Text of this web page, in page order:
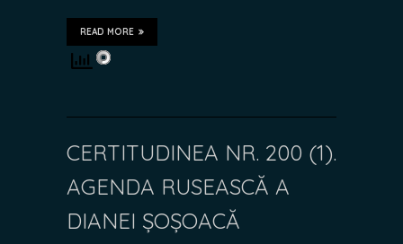
READ MORE
CERTITUDINEA NR. 200 (1).
AGENDA RUSEASCĂ A
DIANEI ȘOȘOACĂ